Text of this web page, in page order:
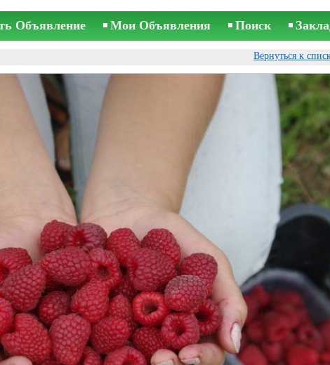
Объявление Мои Объявления Поиск
Вернуться к